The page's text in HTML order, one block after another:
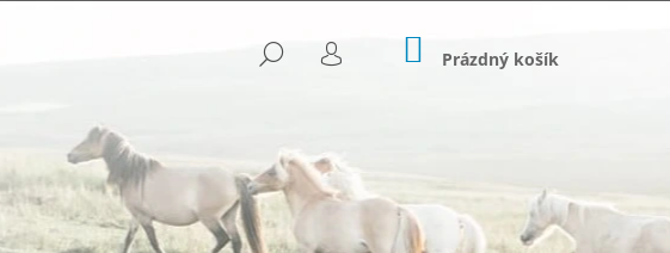
HLEDAT
PŘIHLÁŠENÍ
NÁKUPNÍ
KOŠÍK
Prázdný košík